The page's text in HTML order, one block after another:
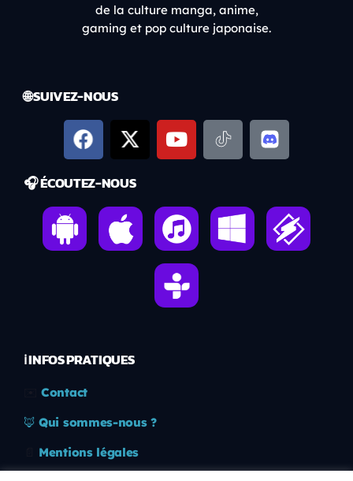
de la culture manga, anime,
gaming et pop culture japonaise.
🌐 SUIVEZ-NOUS
🎧 ÉCOUTEZ-NOUS
ℹ️ INFOS PRATIQUES
Contact
🦊 Qui sommes-nous ?
Mentions légales